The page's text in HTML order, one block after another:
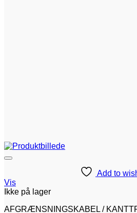
Add to
Vis
Ikke på lager
AFGRÆNSNINGSKABEL /